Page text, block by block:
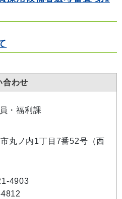
合わせ
・福利課
丸ノ内1丁目7番52号（西
4903